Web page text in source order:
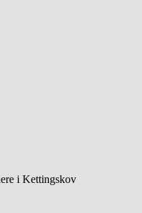
i Kettingskov